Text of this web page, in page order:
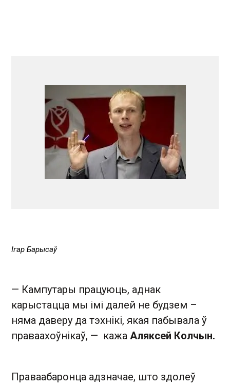
Ігар Барысаў
— Кампутары працуюць, аднак
карыстацца мы імі далей не будзем –
няма даверу да тэхнікі, якая пабывала ў
праваахоўнікаў, — кажа Аляксей Колчын.
Праваабаронца адзначае, што здолеў